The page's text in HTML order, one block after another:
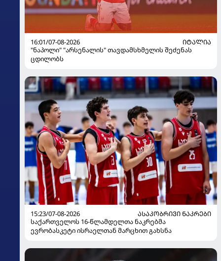
16:01/07-08-2026
ᲘᲢᲐᲚᲘᲐ
"ნაპოლი" "არსენალის" თავდამსხმელის შეძენას
ცდილობს
15:23/07-08-2026
ᲐᲡᲐᲙᲝᲑᲠᲘᲕᲘ ᲜᲐᲙᲠᲔᲑᲘ
საქართველოს 16-წლამდელთა ნაკრებმა
ევრობასკეტი ისრაელთან მარცხით გახსნა